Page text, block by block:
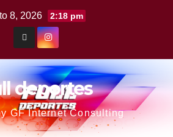
8, 2026 2:18 pm
deportes
GF Internet Consulting